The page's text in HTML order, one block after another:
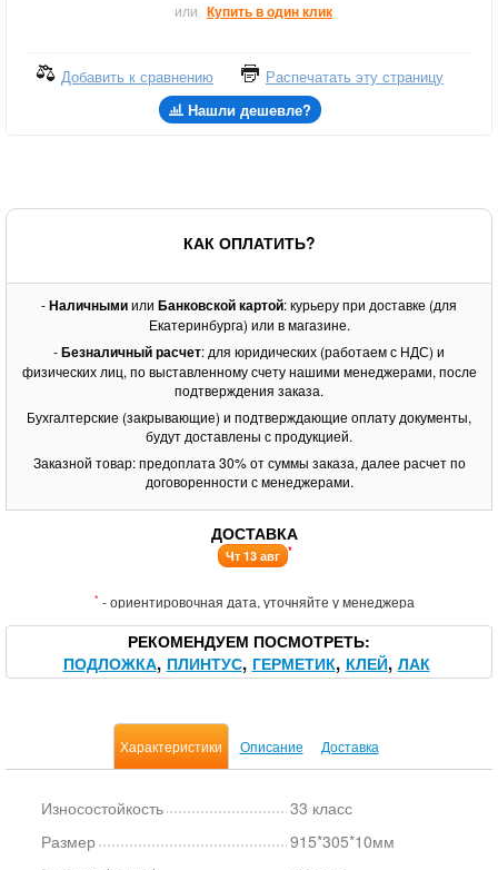
или Купить в один клик
Добавить к сравнению
Распечатать эту страницу
Нашли дешевле?
КАК ОПЛАТИТЬ?
-Наличнымиили Банковской картой: курьеру при доставке (для
Екатеринбурга) или в магазине.
-Безналичный расчет: для юридических (работаем с НДС) и
физических лиц, по выставленному счету нашими менеджерами, после
подтверждения заказа.
Бухгалтерские (закрывающие) и подтверждающие оплату документы,
будут доставлены с продукцией.
Заказной товар: предоплата 30% от суммы заказа, далее расчет по
договоренности с менеджерами.
ДОСТАВКА
Чт 13 авг *
* - ориентировочная дата, уточняйте у менеджера
РЕКОМЕНДУЕМ ПОСМОТРЕТЬ
ПОДЛОЖКА ПЛИНТУС ГЕРМЕТИК КЛЕЙ ЛАК
Характеристики Описание Доставка
Износостойкость
33 класс
Размер
915*305*10мм